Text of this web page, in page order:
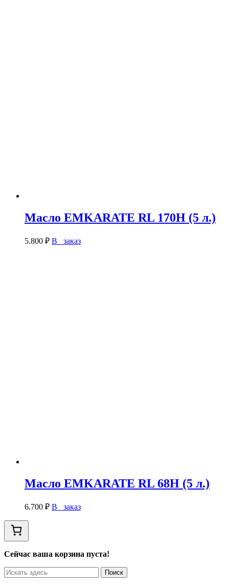
Масло EMKARATE RL 170H (5 л.)
5.800 ₽ В заказ
Масло EMKARATE RL 68H (5 л.)
6.700 ₽ В заказ
Сейчас ваша корзина пуста!